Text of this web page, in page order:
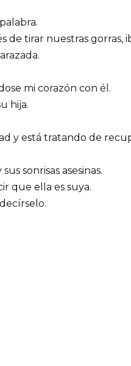
de tirar nuestras gorras,
mi corazón con él.
hija.
y está tratando de
sonrisas asesinas.
que ella es suya.